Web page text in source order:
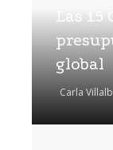
Las 15
global
Carla